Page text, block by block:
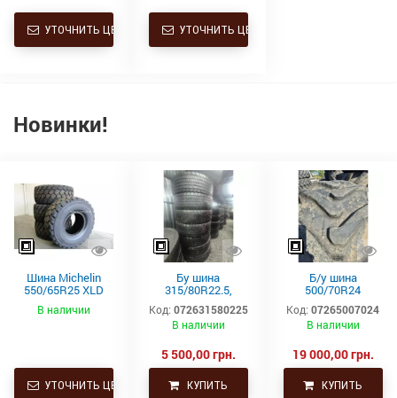
УТОЧНИТЬ ЦЕНУ УТОЧНИТЬ ЦЕНУ
Новинки!
Шина Michelin
550/65R25 XLD
182A2 L3 TL
В наличии
УТОЧНИТЬ ЦЕНУ
Бу шина
315/80R22.5,
315/80Р22.5,
315х80R22.5,
315.80R22.5
ведущая
Код: 072631580225
В наличии
5 500,00 грн.
КУПИТЬ
Б/у шина
500/70R24
(19.5L24)
Trelleborg
Код: 07265007024
В наличии
19 000,00 грн.
КУПИТЬ